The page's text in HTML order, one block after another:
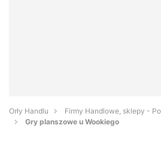
Orły Handlu
Firmy Handlowe, sklepy -
Gry planszowe u Wookiego